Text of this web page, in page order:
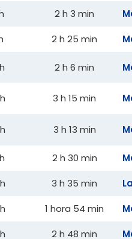
2 h 3 min
2 h 25 min
2 h 6 min
3 h 15 min
3 h 13 min
2 h 30 min
3 h 35 min
1 hora 54 min
2 h 48 min